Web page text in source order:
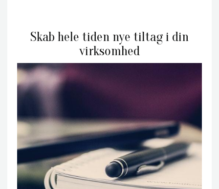
Skab hele tiden nye tiltag i din
virksomhed